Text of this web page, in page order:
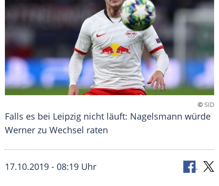
©SID
Falls es bei Leipzig nicht läuft: Nagelsmann würde
Werner zu Wechsel raten
17.10.2019 - 08:19 Uhr